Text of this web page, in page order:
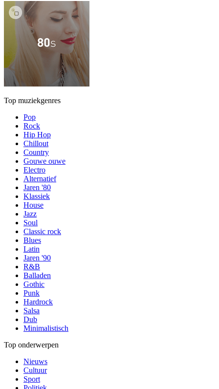
Top muziekgenres
Pop
Rock
Hip Hop
Chillout
Country
Gouwe ouwe
Electro
Alternatief
Jaren '80
Klassiek
House
Jazz
Soul
Classic rock
Blues
Latin
Jaren '90
R&B
Balladen
Gothic
Punk
Hardrock
Salsa
Dub
Minimalistisch
Top onderwerpen
Nieuws
Cultuur
Sport